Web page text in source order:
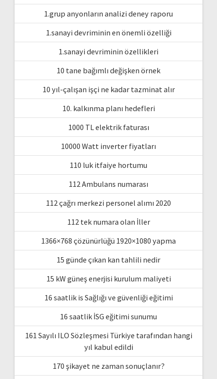
1.grup anyonların analizi deney raporu
1.sanayi devriminin en önemli özelliği
1.sanayi devriminin özellikleri
10 tane bağımlı değişken örnek
10 yıl-çalışan işçi ne kadar tazminat alır
10. kalkınma planı hedefleri
1000 TL elektrik faturası
10000 Watt inverter fiyatları
110 luk itfaiye hortumu
112 Ambulans numarası
112 çağrı merkezi personel alımı 2020
112 tek numara olan İller
1366×768 çözünürlüğü 1920×1080 yapma
15 günde çıkan kan tahlili nedir
15 kW güneş enerjisi kurulum maliyeti
16 saatlik is Sağlığı ve güvenliği eğitimi
16 saatlik İSG eğitimi sunumu
161 Sayılı ILO Sözleşmesi Türkiye tarafından hangi
yıl kabul edildi
170 şikayet ne zaman sonuçlanır?